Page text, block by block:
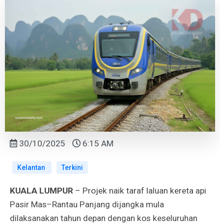
30/10/2025 6:15 AM
Kelantan Terkini
KUALA LUMPUR – Projek naik taraf laluan kereta api
Pasir Mas–Rantau Panjang dijangka mula
dilaksanakan tahun depan dengan kos keseluruhan